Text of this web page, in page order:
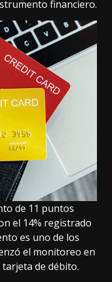
financiero.
de 11 puntos
el 14% registrado
es uno de los
el monitoreo en
tarjeta de débito.